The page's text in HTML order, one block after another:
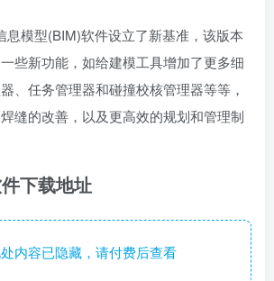
息模型(BIM)软件设立了新基准，该版本
些新功能，如给建模工具增加了更多细
、任务管理器和碰撞校核管理器等等，
缝的改善，以及更高效的规划和管理制
下载地址
内容已隐藏，请付费后查看